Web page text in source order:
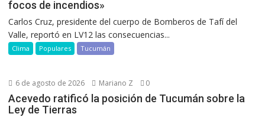
focos de incendios»
Carlos Cruz, presidente del cuerpo de Bomberos de Tafí del
Valle, reportó en LV12 las consecuencias...
Clima Populares Tucumán
6 de agosto de 2026 Mariano Z 0
Acevedo ratificó la posición de Tucumán sobre la
Ley de Tierras